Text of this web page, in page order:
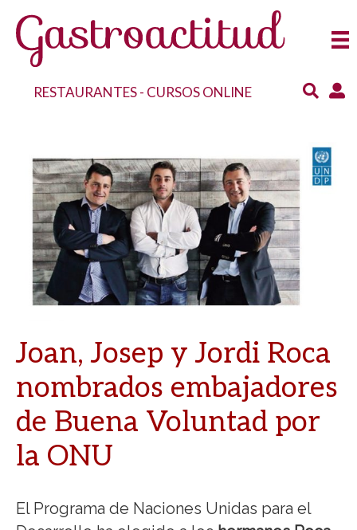
RESTAURANTES- CURSOS ONLINE
Joan, Josep y Jordi Roca
nombrados embajadores
de Buena Voluntad por
la ONU
El Programa de Naciones Unidas para el